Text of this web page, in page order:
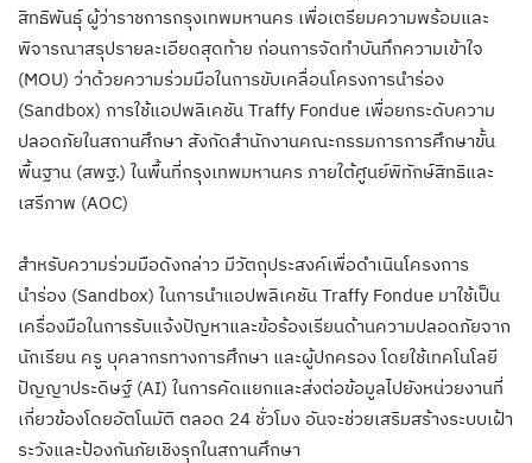
สิทธิพันธุ์ ผู้ว่าราชการกรุงเทพมหานคร เพื่อเตรียมความพร้อมและ
พิจารณาสรุปรายละเอียดสุดท้าย ก่อนการจัดทำบันทึกความเข้าใจ
(MOU) ว่าด้วยความร่วมมือในการขับเคลื่อนโครงการนำร่อง
(Sandbox) การใช้แอปพลิเคชัน Traffy Fondue เพื่อยกระดับความ
ปลอดภัยในสถานศึกษา สังกัดสำนักงานคณะกรรมการการศึกษาขั้น
พื้นฐาน (สพฐ.) ในพื้นที่กรุงเทพมหานคร ภายใต้ศูนย์พิทักษ์สิทธิและ
เสรีภาพ (AOC)
สำหรับความร่วมมือดังกล่าว มีวัตถุประสงค์เพื่อดำเนินโครงการ
นำร่อง (Sandbox) ในการนำแอปพลิเคชัน Traffy Fondue มาใช้เป็น
เครื่องมือในการรับแจ้งปัญหาและข้อร้องเรียนด้านความปลอดภัยจาก
นักเรียน ครู บุคลากรทางการศึกษา และผู้ปกครอง โดยใช้เทคโนโลยี
ปัญญาประดิษฐ์ (AI) ในการคัดแยกและส่งต่อข้อมูลไปยังหน่วยงานที่
เกี่ยวข้องโดยอัตโนมัติ ตลอด 24 ชั่วโมง อันจะช่วยเสริมสร้างระบบเฝ้า
ระวังและป้องกันภัยเชิงรุกในสถานศึกษา